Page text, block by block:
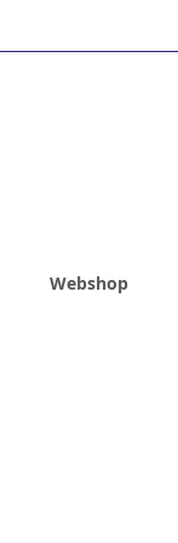
Webshop